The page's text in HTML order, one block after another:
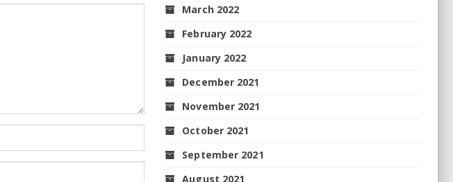
March 2022
February 2022
January 2022
December 2021
November 2021
October 2021
September 2021
August 2021